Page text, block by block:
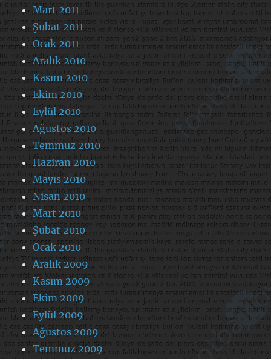
Mart 2011
Şubat 2011
Ocak 2011
Aralık 2010
Kasım 2010
Ekim 2010
Eylül 2010
Ağustos 2010
Temmuz 2010
Haziran 2010
Mayıs 2010
Nisan 2010
Mart 2010
Şubat 2010
Ocak 2010
Aralık 2009
Kasım 2009
Ekim 2009
Eylül 2009
Ağustos 2009
Temmuz 2009